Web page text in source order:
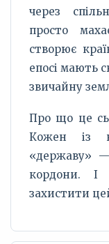
через
просто
створює
епосі мають
звичайну
Про що це
Кожен із
«державу»
кордони. І
захистити